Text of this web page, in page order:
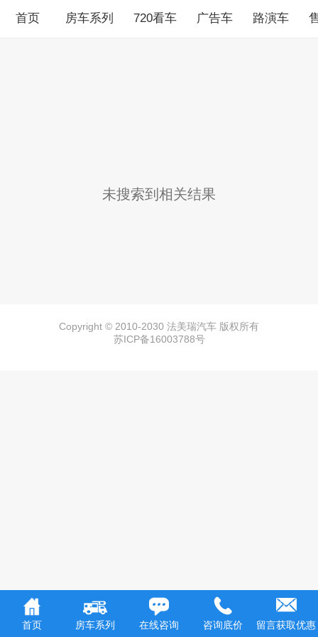
首页 房车系列 720看车 广告车 路演车
未搜索到相关结果
Copyright © 2010-2030 法美瑞汽车 版权所有
苏ICP备16003788号
首页 房车系列 在线咨询 咨询底价 留言获取优惠